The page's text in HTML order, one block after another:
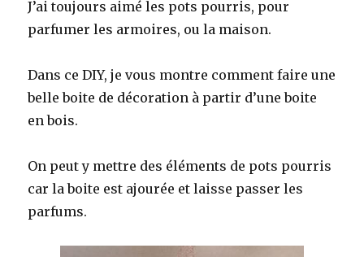
J’ai toujours aimé les pots pourris, pour
parfumer les armoires, ou la maison.
Dans ce DIY, je vous montre comment faire une
belle boite de décoration à partir d’une boite
en bois.
On peut y mettre des éléments de pots pourris
car la boite est ajourée et laisse passer les
parfums.